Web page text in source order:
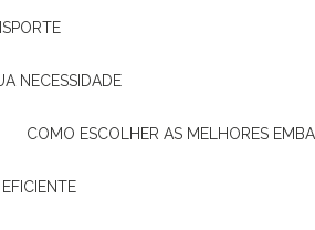
NECESSIDADE
COMO ESCOLHER AS MELHORES